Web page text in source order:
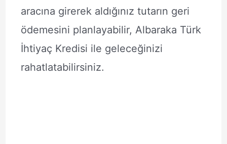
aracına girerek aldığınız tutarın geri
ödemesini planlayabilir, Albaraka Türk
İhtiyaç Kredisi ile geleceğinizi
rahatlatabilirsiniz.